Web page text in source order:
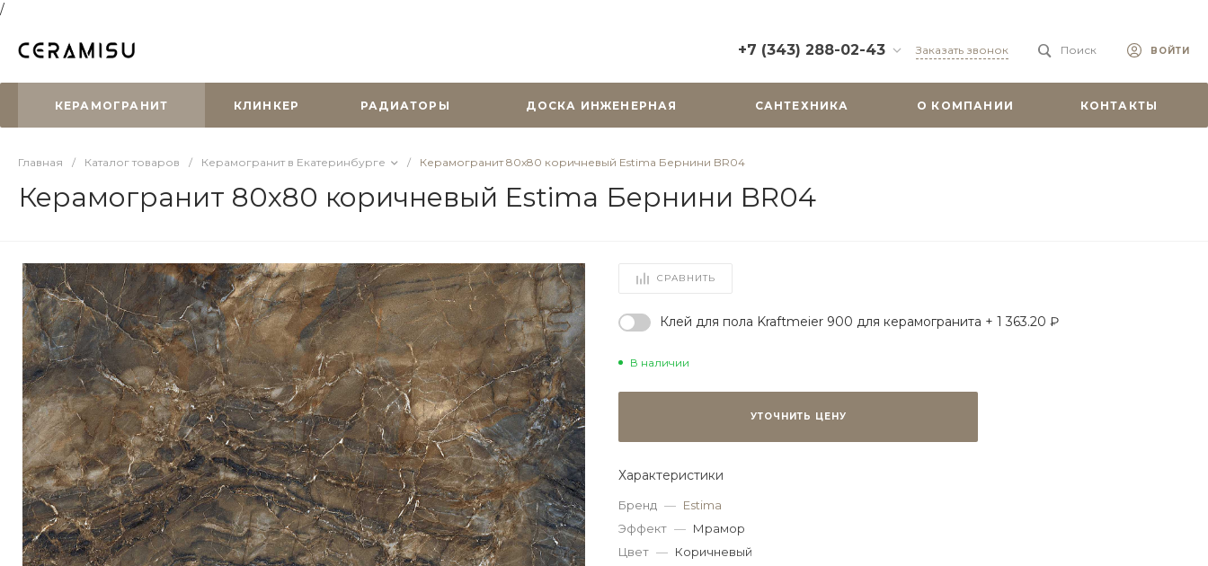
/
+7 (343) 288-02-43
г. Екатеринбург, ул.
Горького, д. 51
zakaz@ceramisu.shop
+7 (343) 319-08-18
Заказать звонок Поиск ВОЙТИ
КЕРАМОГРАНИТ КЛИНКЕР РАДИАТОРЫ ДОСКА ИНЖЕНЕРНАЯ САНТЕХНИКА О КОМПАНИИ КОНТАКТЫ
Главная / Каталог товаров / Керамогранит в Екатеринбурге / Керамогранит 80х80 коричневый Estima Бернини BR04
Керамогранит 80х80 коричневый Estima Бернини BR04
СРАВНИТЬ
Клей для пола Kraftmeier 900 для керамогранита + 1 363.20 ₽
В наличии
УТОЧНИТЬ ЦЕНУ
Характеристики
Бренд — Estima
Эффект — Мрамор
Цвет — Коричневый